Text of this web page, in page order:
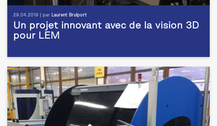
29.04.2019 | par Laurent Brulport
Un projet innovant avec de la vision 3D
pour LEM